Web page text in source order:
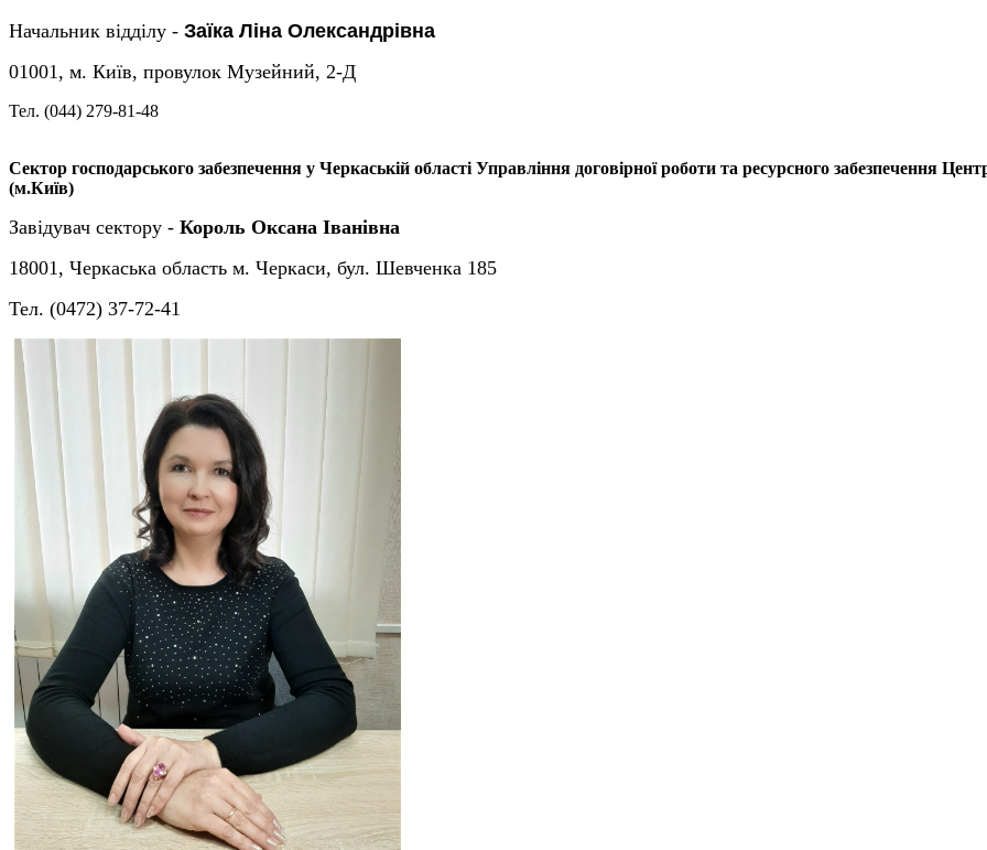
Начальник відділу - Заїка Ліна Олександрівна
01001, м. Київ, провулок Музейний, 2-Д
Тел. (044) 279-81-48
Сектор господарського забезпечення у Черкаській області Управління договірної роботи та ресурсного забезпечення
(м.Київ)
Завідувач сектору - Король Оксана Іванівна
18001, Черкаська область м. Черкаси, бул. Шевченка 185
Тел. (0472) 37-72-41